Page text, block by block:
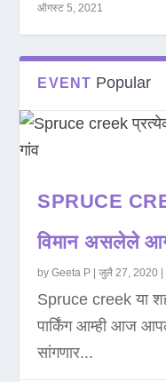
ऑगस्ट 5, 2021
EVENT Popular
SPRUCE
विमान असलेले
byGeeta P |जुलै 27, 2020
Spruce creek या
पार्किंग आम्ही आज
सांगणार...